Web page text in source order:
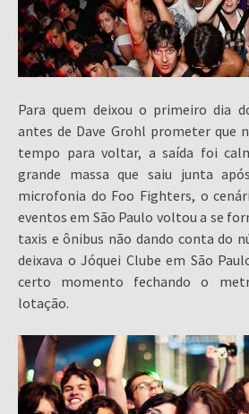
Para quem deixou o primeiro dia
antes de Dave Grohl prometer que
tempo para voltar, a saída foi
grande massa que saiu junta
microfonia do Foo Fighters, o
eventos em São Paulo voltou a se
taxis e ônibus não dando conta do
deixava o Jóquei Clube em São
certo momento fechando o
lotação.